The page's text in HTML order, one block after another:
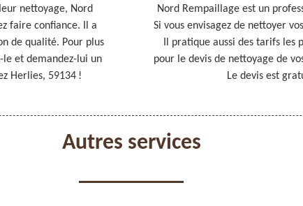
nettoyage, Nord
faire confiance. Il a
de qualité. Pour plus
le et demandez-lui un
Herlies, 59134 !
Nord Rempaillage est un
Si vous envisagez de nettoyer
Il pratique aussi des tarifs les
pour le devis de nettoyage de
Le devis est
Autres services